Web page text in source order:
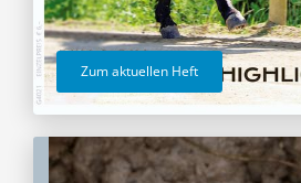
Zum aktuellen Heft